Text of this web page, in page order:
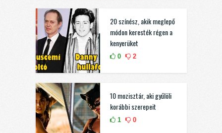
20 színész, akik meglepő
módon keresték régen a
kenyerüket
0 2
10 mozisztár, aki gyűlöli
korábbi szerepeit
1 0